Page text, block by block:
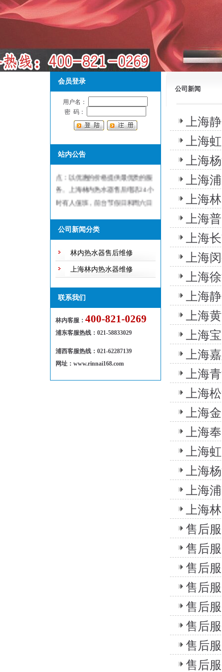
会员登录
用户名：
密 码：
站内公告
上海林内热水器售后维修服务中
点：以优惠的价格提供最优质的服
务。上海林内热水器售后电话24小
时有人值班，前台节假日和周六日
随修欢迎来电！
公司新闻分类
林内热水器售后维修
上海林内热水器维修
联系我们
林内客服： 400-821-0269
浦东客服热线： 021-58833029
浦西客服热线：021-62287139
网址：www.rinnai168.com
公司新闻
上海
上海
上海
上海
上海
上海
上海
上海
上海
上海
上海
上海
上海
上海
上海
上海
上海
上海
上海
上海
上海
售后
售后
售后
售后
售后
售后
售后
售后